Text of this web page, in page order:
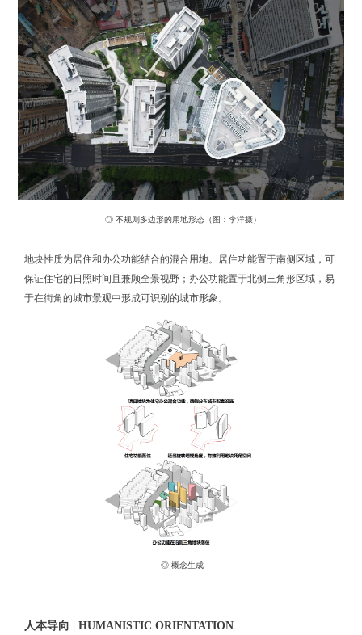
◎ 不规则多边形的用地形态（图：李洋摄）
地块性质为居住和办公功能结合的混合用地。居住功能置于南侧区域，可
保证住宅的日照时间且兼顾全景视野；办公功能置于北侧三角形区域，易
于在街角的城市景观中形成可识别的城市形象。
◎ 概念生成
人本导向 | HUMANISTIC ORIENTATION